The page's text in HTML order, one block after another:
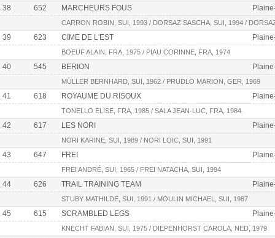
38 652 MARCHEURS FOUS
CARRON ROBIN, SUI, 1993 / DORSAZ SASCHA, SUI, 1994 /
39 623 CIME DE L'EST
BOEUF ALAIN, FRA, 1975 / PIAU CORINNE, FRA, 1974
40 545 BERION
MÜLLER BERNHARD, SUI, 1962 / PRUDLO MARION, GER, 1969
41 618 ROYAUME DU RISOUX
TONELLO ELISE, FRA, 1985 / SALA JEAN-LUC, FRA, 1984
42 617 LES NORI
NORI KARINE, SUI, 1989 / NORI LOIC, SUI, 1991
43 647 FREI
FREI ANDRÉ, SUI, 1965 / FREI NATACHA, SUI, 1994
44 626 TRAIL TRAINING TEAM
STUBY MATHILDE, SUI, 1991 / MOULIN MICHAEL, SUI, 1987
45 615 SCRAMBLED LEGS
KNECHT FABIAN, SUI, 1975 / DIEPENHORST CAROLA, NED, 1979